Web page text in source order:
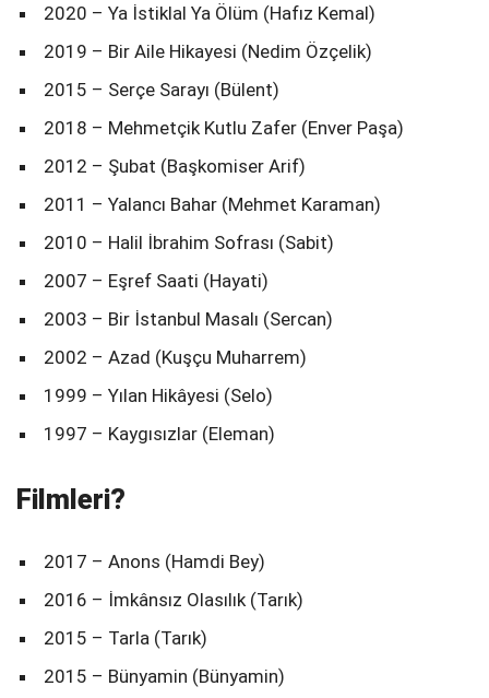
2020 – Ya İstiklal Ya Ölüm (Hafız Kemal)
2019 – Bir Aile Hikayesi (Nedim Özçelik)
2015 – Serçe Sarayı (Bülent)
2018 – Mehmetçik Kutlu Zafer (Enver Paşa)
2012 – Şubat (Başkomiser Arif)
2011 – Yalancı Bahar (Mehmet Karaman)
2010 – Halil İbrahim Sofrası (Sabit)
2007 – Eşref Saati (Hayati)
2003 – Bir İstanbul Masalı (Sercan)
2002 – Azad (Kuşçu Muharrem)
1999 – Yılan Hikâyesi (Selo)
1997 – Kaygısızlar (Eleman)
Filmleri?
2017 – Anons (Hamdi Bey)
2016 – İmkânsız Olasılık (Tarık)
2015 – Tarla (Tarık)
2015 – Bünyamin (Bünyamin)